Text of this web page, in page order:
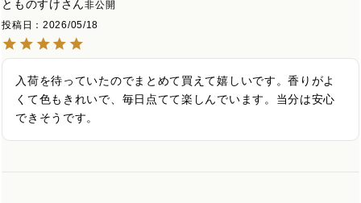
とものすけ
非公開
投稿日
2026/05/18
入荷を待っていたのでまとめて買えて嬉しいです。香りがよ
くて色もきれいで、毎日点てて楽しんでいます。当分は安心
できそうです。